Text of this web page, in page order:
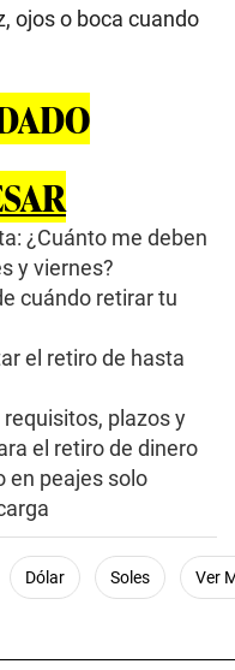
ojos o boca cuando
¿Cuánto me deben
y viernes?
cuándo retirar tu
el retiro de hasta
plazos y
el retiro de dinero
en peajes solo
Dólar Soles Ver